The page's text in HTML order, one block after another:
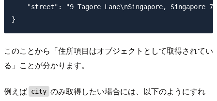
"street": "9 Tagore Lane\nSingapore, Singapore
このことから「住所項目はオブジェクトとして取得されてい
る」ことが分かります。
例えば city のみ取得したい場合には、以下のようにすれ